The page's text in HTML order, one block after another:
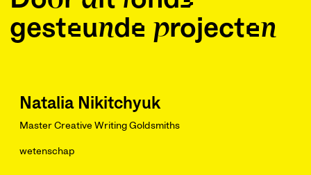
gesteunde projecten
Natalia Nikitchyuk
Master Creative Writing Goldsmiths
wetenschap